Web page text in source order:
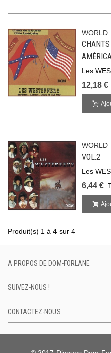
WORLD
Les
12,18 €
WORLD
VOL.2
Les
6,44 €
Produit(s) 1 à 4 sur 4
A PROPOS DE DOM-FORLANE
SUIVEZ-NOUS !
CONTACTEZ-NOUS